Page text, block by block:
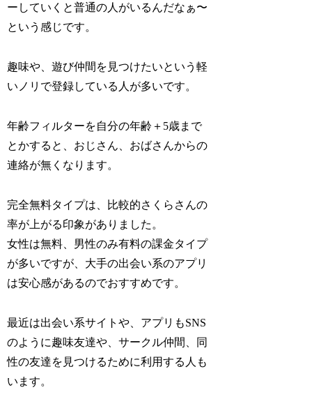
ーしていくと普通の人がいるんだなぁ〜
という感じです。
趣味や、遊び仲間を見つけたいという軽
いノリで登録している人が多いです。
年齢フィルターを自分の年齢＋5歳まで
とかすると、おじさん、おばさんからの
連絡が無くなります。
完全無料タイプは、比較的さくらさんの
率が上がる印象がありました。
女性は無料、男性のみ有料の課金タイプ
が多いですが、大手の出会い系のアプリ
は安心感があるのでおすすめです。
最近は出会い系サイトや、アプリもSNS
のように趣味友達や、サークル仲間、同
性の友達を見つけるために利用する人も
います。